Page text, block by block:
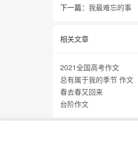
下一篇： 我最难忘的事
相关文章
2021全国高考作文
总有属于我的季节 作文
春去春又回来
台阶作文